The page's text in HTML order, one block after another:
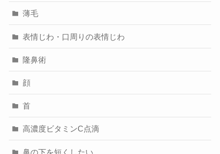
薄毛
表情じわ・口周りの表情じわ
隆鼻術
顔
首
高濃度ビタミンC点滴
鼻の下を短くしたい